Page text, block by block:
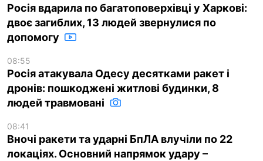
Росія вдарила по багатоповерхівці у Харкові:
двоє загиблих, 13 людей звернулися по
допомогу
08:55
Росія атакувала Одесу десятками ракет і
дронів: пошкоджені житлові будинки, 8
людей травмовані
08:41
Вночі ракети та ударні БпЛА влучіли по 22
локаціях. Основний напрямок удару –